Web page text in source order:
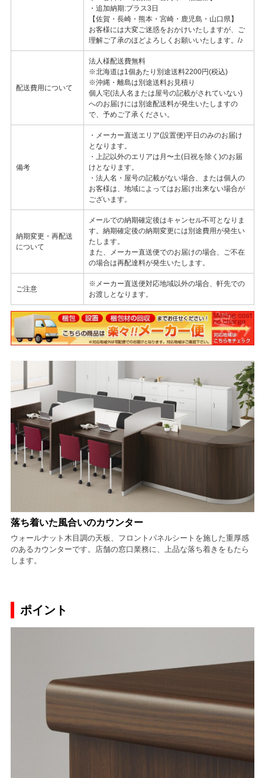
・追加納期:プラス3日
【佐賀・長崎・熊本・宮崎・鹿児島・山口県】
お客様には大変ご迷惑をおかけいたしますが、ご
理解ご了承のほどよろしくお願いいたします。/♪
配送費用について
法人様配送費無料
※北海道は1個あたり別途送料2200円(税込)
※沖縄・離島は別途送料お見積り
個人宅(法人名または屋号の記載がされていない)
へのお届けには別途配送料が発生いたしますの
で、予めご了承ください。
備考
・メーカー直送エリア(設置便)平日のみのお届け
となります。
・上記以外のエリアは月〜土(日祝を除く)のお届
けとなります。
・法人名・屋号の記載がない場合、または個人の
お客様は、地域によってはお届け出来ない場合が
ございます。
納期変更・再配送
について
メールでの納期確定後はキャンセル不可となりま
す。納期確定後の納期変更には別途費用が発生い
たします。
また、メーカー直送便でのお届けの場合、ご不在
の場合は再配達料が発生いたします。
ご注意
※メーカー直送便対応地域以外の場合、軒先での
お渡しとなります。
落ち着いた風合いのカウンター
ウォールナット木目調の天板、フロントパネルシートを施した重厚感
のあるカウンターです。店舗の窓口業務に、上品な落ち着きをもたら
します。
ポイント